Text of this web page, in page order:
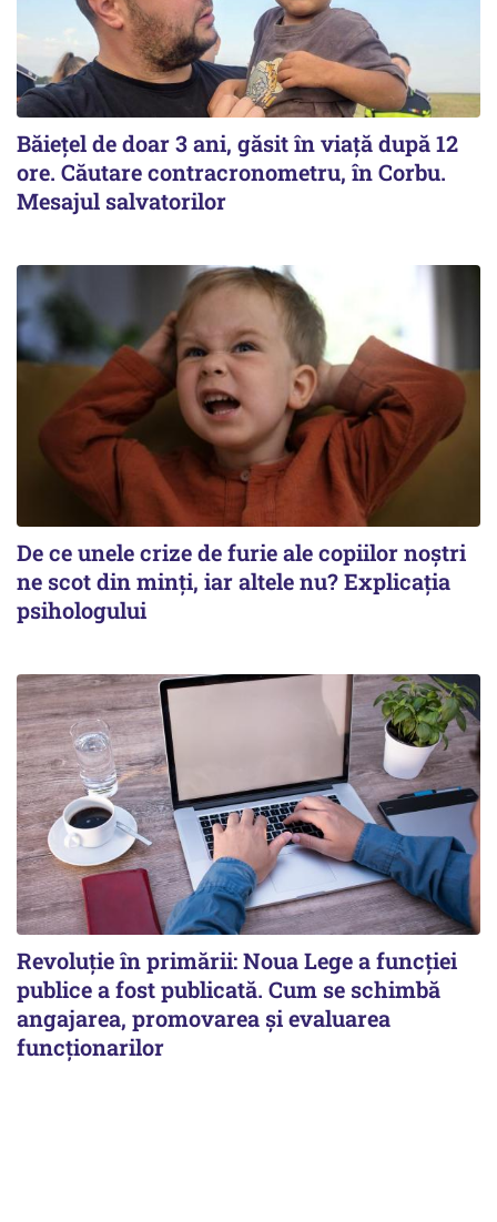
Băiețel de doar 3 ani, găsit în viață după 12
ore. Căutare contracronometru, în Corbu.
Mesajul salvatorilor
De ce unele crize de furie ale copiilor noștri
ne scot din minți, iar altele nu? Explicația
psihologului
Revoluție în primării: Noua Lege a funcției
publice a fost publicată. Cum se schimbă
angajarea, promovarea și evaluarea
funcționarilor